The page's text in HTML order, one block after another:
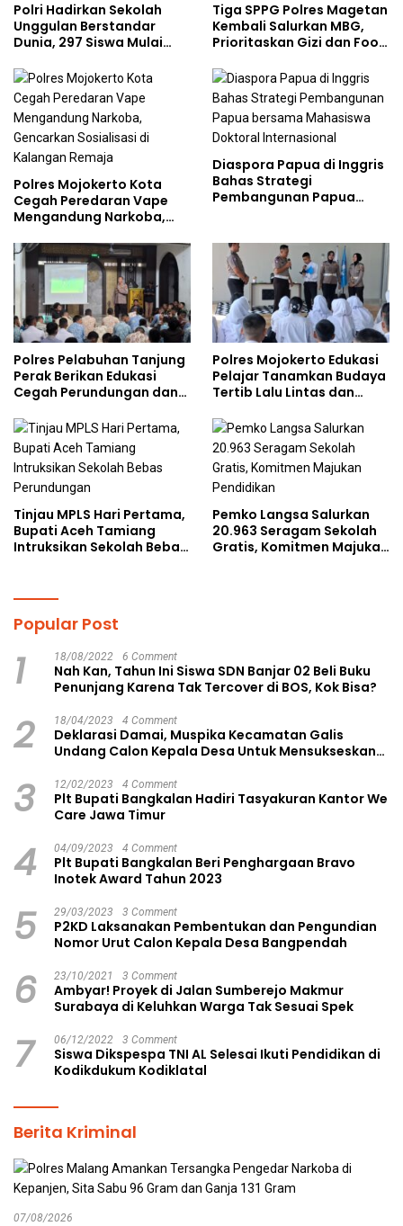
Polri Hadirkan Sekolah
Unggulan Berstandar
Dunia, 297 Siswa Mulai
Tiga SPPG Polres Magetan
Kembali Salurkan MBG,
Prioritaskan Gizi dan Food
Polres Mojokerto Kota
Cegah Peredaran Vape
Mengandung Narkoba,
Kalangan Remaja
Diaspora Papua di Inggris
Bahas Strategi
Pembangunan Papua
Polres Pelabuhan Tanjung
Perak Berikan Edukasi
Cegah Perundungan dan
kepada Pelajar MPLS
Polres Mojokerto Edukasi
Pelajar Tanamkan Budaya
Tertib Lalu Lintas dan
Tinjau MPLS Hari Pertama,
Bupati Aceh Tamiang
Intruksikan Sekolah Bebas
Pemko Langsa Salurkan
20.963 Seragam Sekolah
Gratis, Komitmen Majukan
Popular Post
1 18/08/2022 6 Comment
Nah Kan, Tahun Ini Siswa SDN Banjar 02 Beli Buku
Penunjang Karena Tak Tercover di BOS, Kok Bisa?
2 18/04/2023 4 Comment
Deklarasi Damai, Muspika Kecamatan Galis
Undang Calon Kepala Desa Untuk Mensukseskan
3 12/02/2023 4 Comment
Plt Bupati Bangkalan Hadiri Tasyakuran Kantor We
Care Jawa Timur
4 04/09/2023 4 Comment
Plt Bupati Bangkalan Beri Penghargaan Bravo
Inotek Award Tahun 2023
5 29/03/2023 3 Comment
P2KD Laksanakan Pembentukan dan Pengundian
Nomor Urut Calon Kepala Desa Bangpendah
6 23/10/2021 3 Comment
Ambyar! Proyek di Jalan Sumberejo Makmur
Surabaya di Keluhkan Warga Tak Sesuai Spek
7 06/12/2022 3 Comment
Siswa Dikspespa TNI AL Selesai Ikuti Pendidikan di
Kodikdukum Kodiklatal
Berita Kriminal
07/08/2026